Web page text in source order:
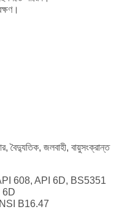
বৈদ্যুতিক, জলবাহী, বায়ুসংক্রান্ত
API 608, API 6D, BS5351
6D
B16.47